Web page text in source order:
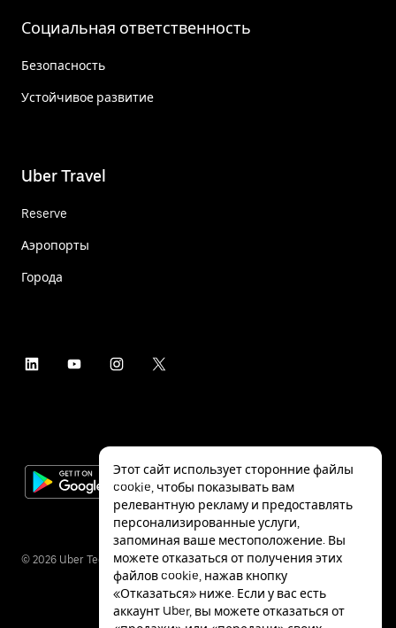
Социальная ответственность
Безопасность
Устойчивое развитие
Uber Travel
Reserve
Аэропорты
Города
© 2026 Uber Technologies Inc.
Этот сайт использует сторонние файлы
cookie, чтобы показывать вам
релевантную рекламу и предоставлять
персонализированные услуги,
запоминая ваше местоположение. Вы
можете отказаться от получения этих
файлов cookie, нажав кнопку
«Отказаться» ниже. Если у вас есть
аккаунт Uber, вы можете отказаться от